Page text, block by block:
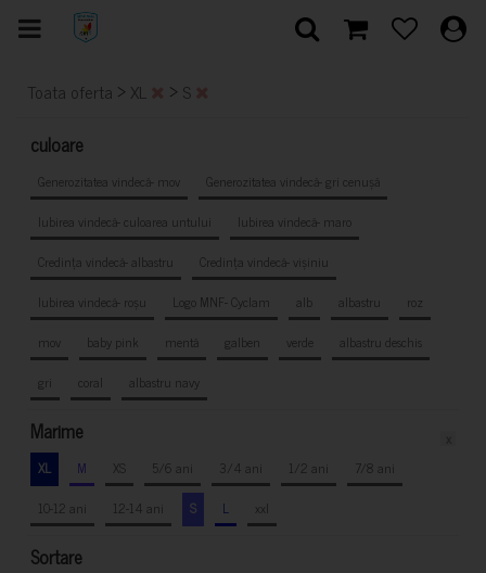
Toata oferta > XL > S
culoare
Generozitatea vindecă- mov
Generozitatea vindecă- gri cenușă
Iubirea vindecă- culoarea untului
Iubirea vindecă- maro
Credința vindecă- albastru
Credința vindecă- vișiniu
Iubirea vindecă- roșu
Logo MNF- Cyclam alb albastru
roz
mov
baby pink mentă galben verde
albastru deschis
gri
coral albastru navy
Marime
XL M XS 5/6 ani 3/4 ani 1/2 ani
7/8 ani
10-12 ani
12-14 ani S L xxl
Sortare